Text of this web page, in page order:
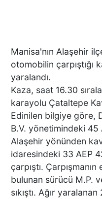
Manisa'nın Alaşehir
otomobilin çarpıştığı
yaralandı.
Kaza, saat 16.30
karayolu Çataltepe
Edinilen bilgiye göre,
B.V. yönetimindeki 45
Alaşehir yönünden
idaresindeki 33 AEP
çarpıştı.
bulunan sürücü M.P.
sıkıştı. Ağır